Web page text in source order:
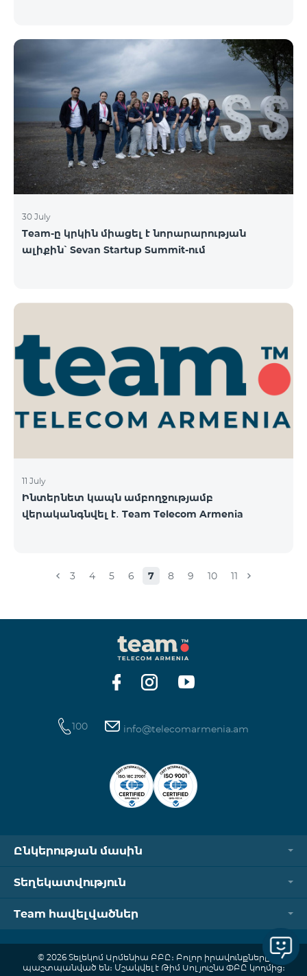
30 July
Team-ը կրկին միացել է նորարարության
ալիքին՝ Sevan Startup Summit-ում
11 July
Ինտերնետ կապն ամբողջությամբ
վերականգնվել է․ Team Telecom Armenia
3 4 5 6 7 8 9 10 11
100 info@telecomarmenia.am
Ընկերության մասին
Տեղեկատվություն
Team հավելվածներ
© 2026 Տելեկոմ Արմենիա ԲԲԸ։ Բոլոր իրավունքները
պաշտպանված են։ Մշակվել է Թիմ Սոլյուշնս ՓԲԸ կողմից։